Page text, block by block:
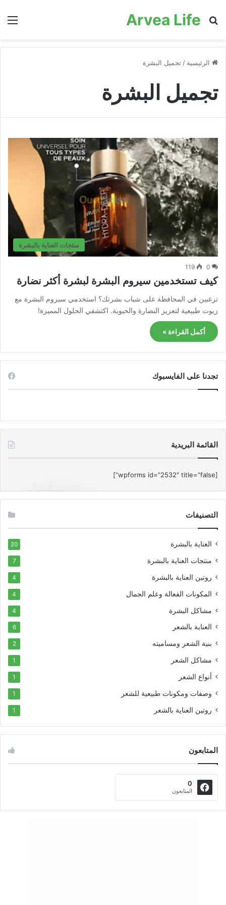
Arvea Life
بحث عن
الرئيسية / تجميل البشرة
تجميل البشرة
منتجات العناية بالبشرة
0
119
كيف تستخدمين سيروم البشرة لبشرة أكثر نضارة
ترغبين في المحافظة على شباب بشرتك؟ استخدمي سيروم البشرة مع
زيوت طبيعية لتعزيز النضارة والحيوية. اكتشفي الحلول المميزة!
أكمل القراءة »
تجدنا على الفايسبوك
القائمة البريدية
[wpforms id=”2532″ title=”false”]
التصنيفات
العناية بالبشرة 20
منتجات العناية بالبشرة 7
روتين العناية بالبشرة 4
المكونات الفعالة وعلم الجمال 4
مشاكل البشرة 4
العناية بالشعر 6
بنية الشعر ومساميته 2
مشاكل الشعر 1
أنواع الشعر 1
وصفات ومكونات طبيعية للشعر 1
روتين العناية بالشعر 1
المتابعون
0
المتابعون